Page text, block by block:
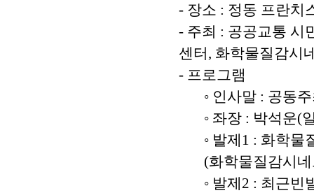
- 장소 : 정동 프란치
- 주최 : 공공교통 시
센터, 화학물질감시
- 프로그램
◦ 인사말 : 공동
◦ 좌장 : 박석운(
◦ 발제1 : 화학
(화학물질감시
◦ 발제2 : 최근